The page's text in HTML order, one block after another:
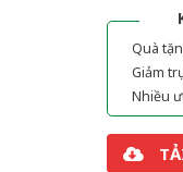
Quà
Giảm
Nhiều